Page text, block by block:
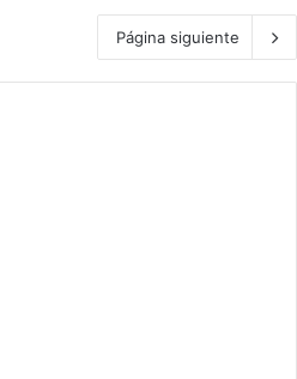
Página siguiente